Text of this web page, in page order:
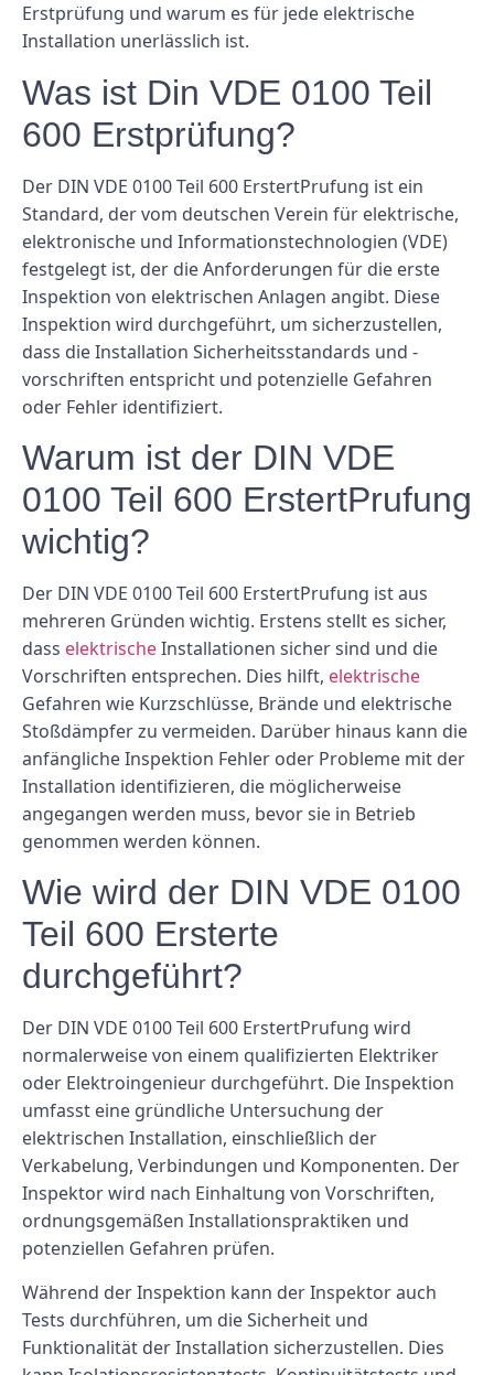
Erstprüfung und warum es für jede elektrische
Installation unerlässlich ist.
Was ist Din VDE 0100 Teil
600 Erstprüfung?
Der DIN VDE 0100 Teil 600 ErstertPrufung ist ein
Standard, der vom deutschen Verein für elektrische,
elektronische und Informationstechnologien (VDE)
festgelegt ist, der die Anforderungen für die erste
Inspektion von elektrischen Anlagen angibt. Diese
Inspektion wird durchgeführt, um sicherzustellen,
dass die Installation Sicherheitsstandards und -
vorschriften entspricht und potenzielle Gefahren
oder Fehler identifiziert.
Warum ist der DIN VDE
0100 Teil 600 ErstertPrufung
wichtig?
Der DIN VDE 0100 Teil 600 ErstertPrufung ist aus
mehreren Gründen wichtig. Erstens stellt es sicher,
dass elektrischeInstallationen sicher sind und die
Vorschriften entsprechen. Dies hilft, elektrische
Gefahren wie Kurzschlüsse, Brände und elektrische
Stoßdämpfer zu vermeiden. Darüber hinaus kann die
anfängliche Inspektion Fehler oder Probleme mit der
Installation identifizieren, die möglicherweise
angegangen werden muss, bevor sie in Betrieb
genommen werden können.
Wie wird der DIN VDE 0100
Teil 600 Ersterte
durchgeführt?
Der DIN VDE 0100 Teil 600 ErstertPrufung wird
normalerweise von einem qualifizierten Elektriker
oder Elektroingenieur durchgeführt. Die Inspektion
umfasst eine gründliche Untersuchung der
elektrischen Installation, einschließlich der
Verkabelung, Verbindungen und Komponenten. Der
Inspektor wird nach Einhaltung von Vorschriften,
ordnungsgemäßen Installationspraktiken und
potenziellen Gefahren prüfen.
Während der Inspektion kann der Inspektor auch
Tests durchführen, um die Sicherheit und
Funktionalität der Installation sicherzustellen. Dies